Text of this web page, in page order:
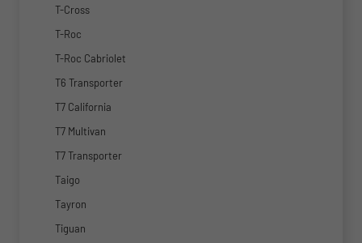
T-Cross
T-Roc
T-Roc Cabriolet
T6 Transporter
T7 California
T7 Multivan
T7 Transporter
Taigo
Tayron
Tiguan